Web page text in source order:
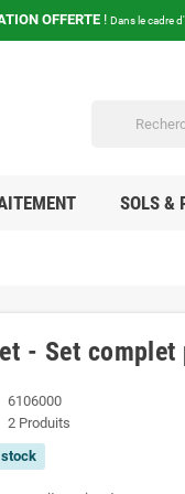
OFFERTE ! Dans le cadre
SOLS &
- Set
6106000
2 Produits